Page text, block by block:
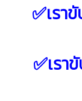
✅เรา
✅เรา